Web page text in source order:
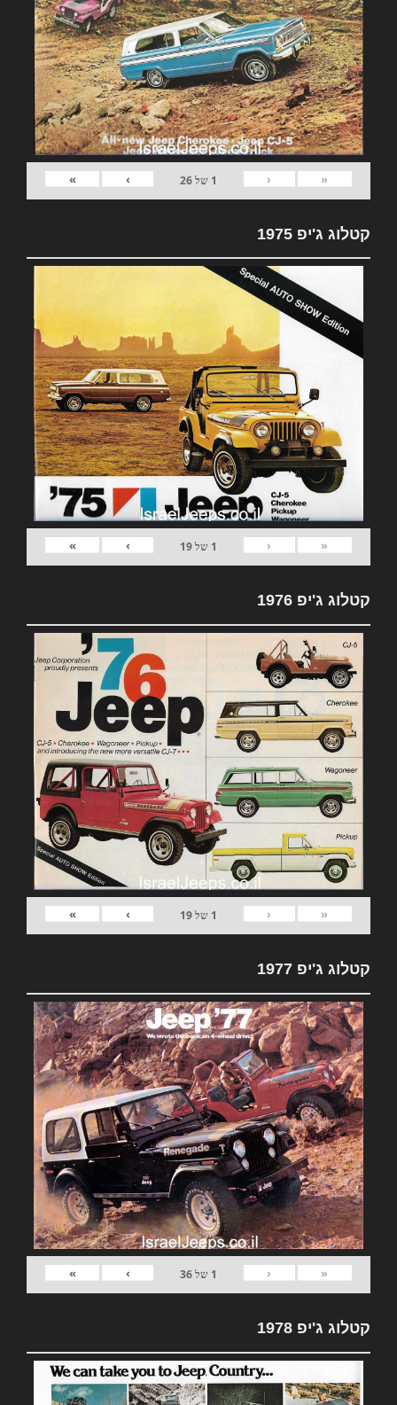
«
‹
1 של26
›
»
קטלוג ג'יפ 1975
«
‹
1 של19
›
»
קטלוג ג'יפ 1976
«
‹
1 של19
›
»
קטלוג ג'יפ 1977
«
‹
1 של36
›
»
קטלוג ג'יפ 1978